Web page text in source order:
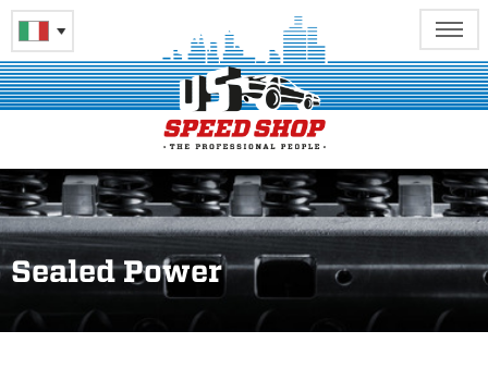
Sealed Power